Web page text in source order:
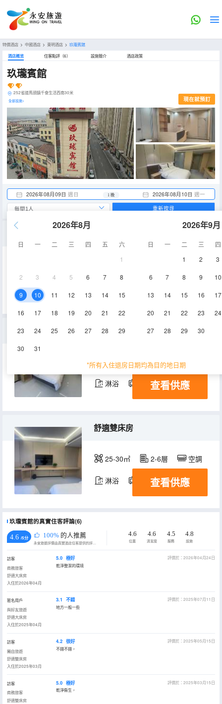
特價酒店 > 中國酒店 > 東明酒店 > 玖瓏賓館
酒店概览 住客點評（6） 設施簡介 酒店政策
玖瓏賓館
252省道馬頭鎮千會生活西南30米
全部設施> 現在就預訂
2026年08月09日 週日 2026年08月10日 週一
1 晚
2026年8月
日 一 二 三 四 五
六
1
2 3 4 5 6 7 8
9 10 11 12 13 14 15
16 17 18 19 20 21 22
23 24 25 26 27 28 29
30 31
2026年9月
日 一 二 三
四
1
2 3
6 7 8 9 10
13 14 15 16 17
20 21 22 23 24
27 28 29 30
*所有入住退房日期均為目的地日期
重新搜尋
40-45㎡ 空調
舒適大床房
25-30㎡ 2-6層
淋浴 電視機
查看供應
舒適雙床房
25-30㎡ 2-6層 空調
淋浴 電視機
查看供應
玖瓏賓館的真實住客評論(6)
4.6 /5分 100% 的人推薦
永安旅遊評價由真實酒店住客提供的評價。
4.6
位置
4.6
清潔度
4.5
服務
4.8
設施
訪客
商務旅客
舒適大床房
入住於2026年04月
5.0 極好
評價於：2026年04月24日
乾淨整潔的環境
匿名用戶
與好友旅遊
舒適大床房
入住於2025年04月
3.1 不錯
評價於：2025年07月11日
地方一般一些
訪客
獨自旅遊
舒適雙床房
入住於2025年03月
4.2 很好
評價於：2025年05月15日
不錯不錯，
訪客
商務旅客
舒適雙床房
5.0 極好
評價於：2025年03月15日
乾淨衞生，